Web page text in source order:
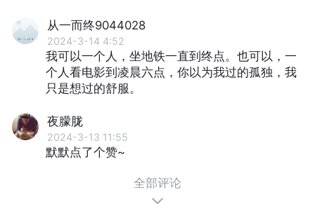
从一而终9044028
2024-3-14 4:52
我可以一个人，坐地铁一直到终点。也可以，一
个人看电影到凌晨六点，你以为我过的孤独，我
只是想过的舒服。
夜朦胧
2024-3-13 11:55
默默点了个赞~
全部评论